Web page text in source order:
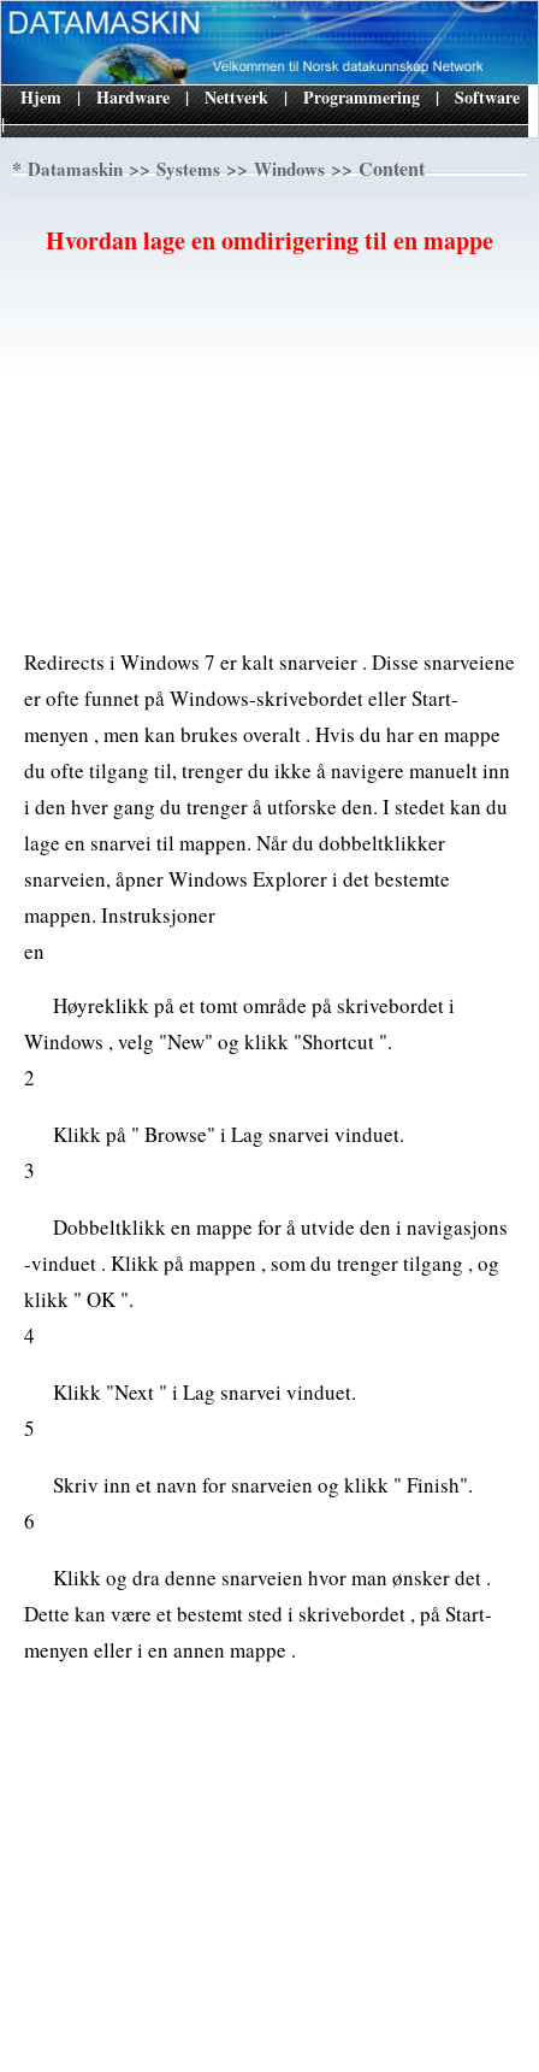
|
Hjem | Hardware | Nettverk | Programmering | Software
*Datamaskin>>Systems>>Windows>> Content
Hvordan lage en omdirigering til en mappe
Redirects i Windows 7 er kalt snarveier . Disse snarveiene
er ofte funnet på Windows-skrivebordet eller Start-
menyen , men kan brukes overalt . Hvis du har en mappe
du ofte tilgang til, trenger du ikke å navigere manuelt inn
i den hver gang du trenger å utforske den. I stedet kan du
lage en snarvei til mappen. Når du dobbeltklikker
snarveien, åpner Windows Explorer i det bestemte
mappen. Instruksjoner
en
Høyreklikk på et tomt område på skrivebordet i
Windows , velg "New" og klikk "Shortcut ".
2
Klikk på " Browse" i Lag snarvei vinduet.
3
Dobbeltklikk en mappe for å utvide den i navigasjons
-vinduet . Klikk på mappen , som du trenger tilgang , og
klikk " OK ".
4
Klikk "Next " i Lag snarvei vinduet.
5
Skriv inn et navn for snarveien og klikk " Finish".
6
Klikk og dra denne snarveien hvor man ønsker det .
Dette kan være et bestemt sted i skrivebordet , på Start-
menyen eller i en annen mappe .